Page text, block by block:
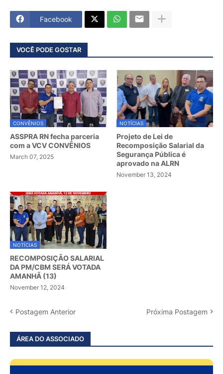
Facebook
VOCÊ PODE GOSTAR
CONVÊNIOS
ASSPRA RN fecha parceria
com a VCV CONVÊNIOS
March 07, 2025
NOTÍCIAS
Projeto de Lei de
Recomposição Salarial da
Segurança Pública é
aprovado na ALRN
November 13, 2024
NOTÍCIAS
RECOMPOSIÇÃO SALARIAL
DA PM/CBM SERÁ VOTADA
AMANHÃ (13)
November 12, 2024
Postagem Anterior Próxima Postagem
ÁREA DO ASSOCIADO